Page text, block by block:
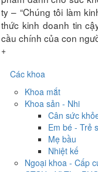
ty – “Chúng tôi làm
thức kinh doanh tin
cầu chính của con
+
Các khoa
Khoa mắt
Khoa sản - Nhi
Cân sức
Em bé - Trẻ
Mẹ bầu
Nhiệt kế
Ngoại khoa - Cấp